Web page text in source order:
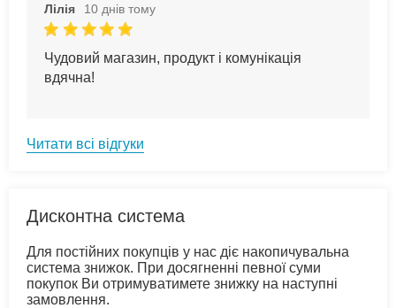
Лілія 10 днів тому
Чудовий магазин, продукт і комунікація
вдячна!
Читати всі відгуки
Дисконтна система
Для постійних покупців у нас діє накопичувальна
система знижок. При досягненні певної суми
покупок Ви отримуватимете знижку на наступні
замовлення.